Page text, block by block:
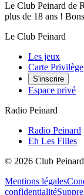
Le Club Peinard de
plus de 18 ans !
Le Club Peinard
Les jeux
Carte Privilège
S'inscrire
Espace privé
Radio Peinard
Radio Peinard
Eh Les Filles
© 2026 Club
Mentions légales
confidentialité